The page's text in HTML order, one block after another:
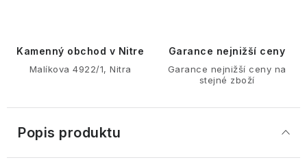
Kamenný obchod v Nitre
Malíkova 4922/1, Nitra
Garance nejnižší ceny
Garance nejnižší ceny na
stejné zboží
Popis produktu